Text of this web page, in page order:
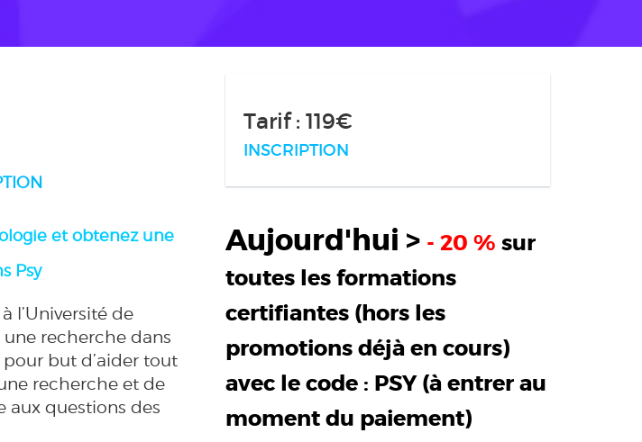
et obtenez une
Psy
l’Université de
une recherche dans
pour but d’aider tout
recherche et de
aux questions des
Tarif : 119€
INSCRIPTION
Aujourd'hui > - 20 % sur
toutes les formations
certifiantes (hors les
promotions déjà en cours)
avec le code : PSY(à entrer au
moment du paiement)